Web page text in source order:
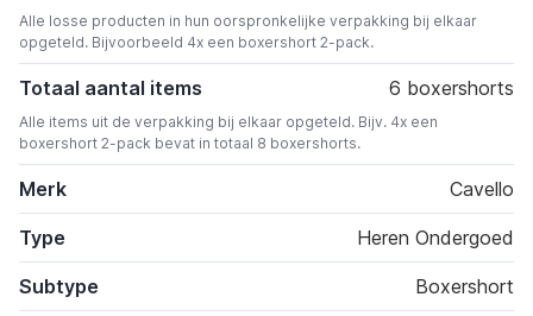
Alle losse producten in hun oorspronkelijke verpakking bij elkaar
opgeteld. Bijvoorbeeld 4x een boxershort 2-pack.
Totaal aantal items 6 boxershorts
Alle items uit de verpakking bij elkaar opgeteld. Bijv. 4x een
boxershort 2-pack bevat in totaal 8 boxershorts.
Merk Cavello
Type Heren Ondergoed
Subtype Boxershort